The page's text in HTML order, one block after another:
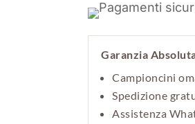
Garanzia
Campioncini
Spedizione
Assistenza